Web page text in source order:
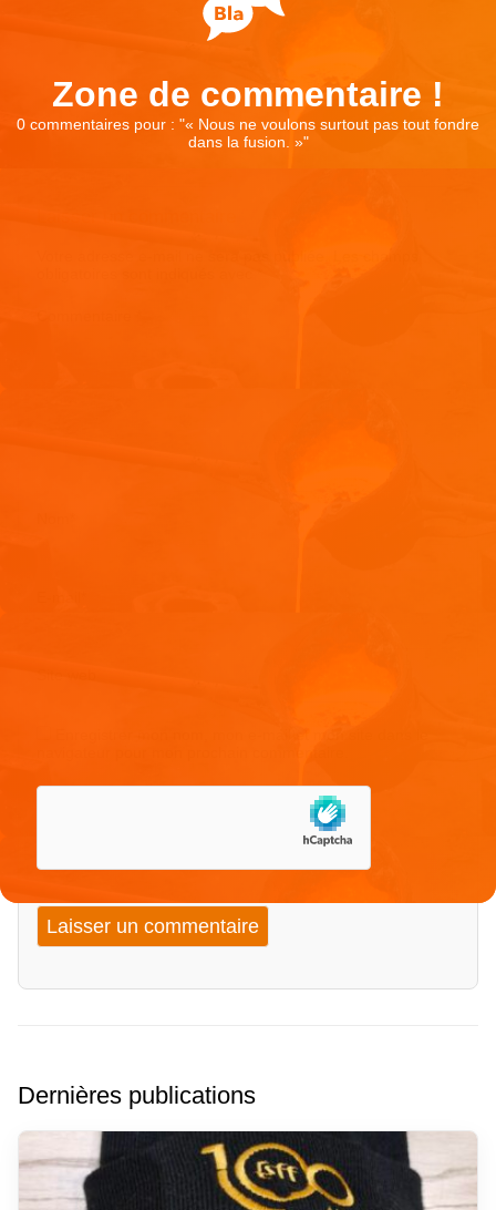
Zone de commentaire !
0 commentaires pour : "« Nous ne voulons surtout pas tout fondre
dans la fusion. »"
Dernières publications